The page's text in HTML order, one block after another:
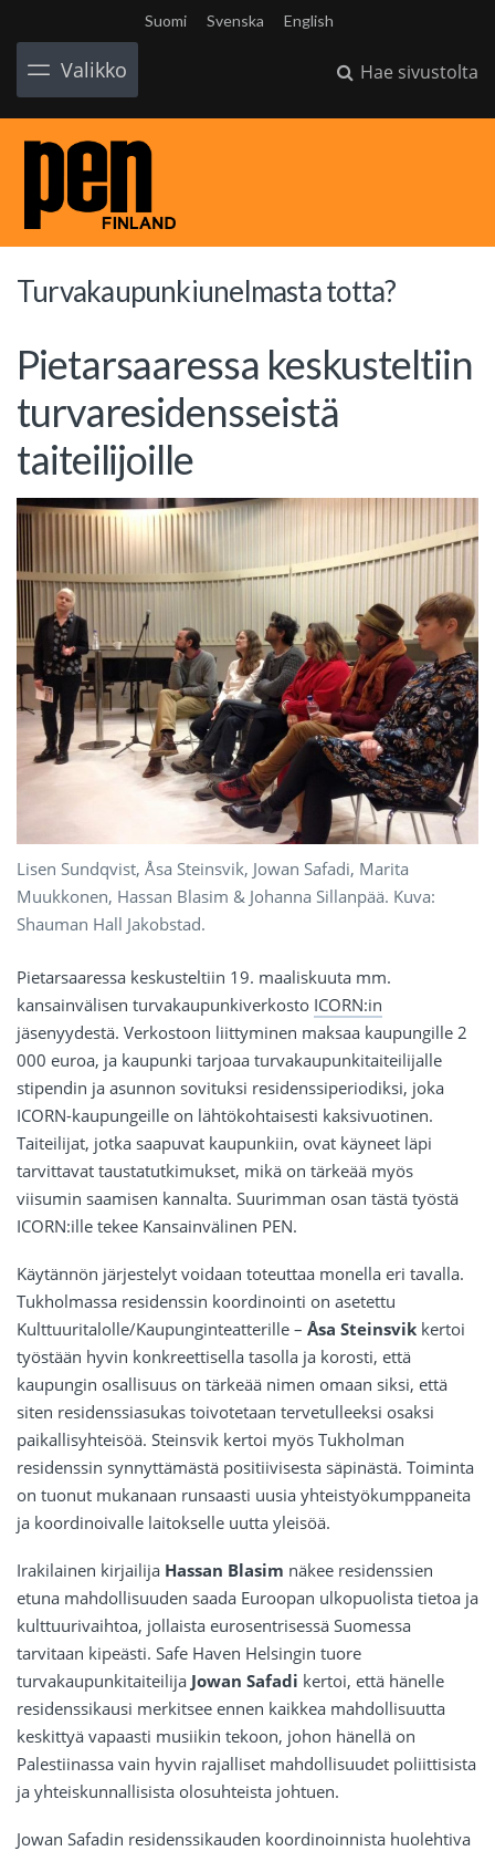
Suomi Svenska English
Valikko Hae sivustolta
Turvakaupunkiunelmasta totta?
Pietarsaaressa keskusteltiin
turvaresidensseistä
taiteilijoille
Lisen Sundqvist, Åsa Steinsvik, Jowan Safadi, Marita
Muukkonen, Hassan Blasim & Johanna Sillanpää. Kuva:
Shauman Hall Jakobstad.
Pietarsaaressa keskusteltiin 19. maaliskuuta mm.
kansainvälisen turvakaupunkiverkosto ICORN:in
jäsenyydestä. Verkostoon liittyminen maksaa kaupungille 2
000 euroa, ja kaupunki tarjoaa turvakaupunkitaiteilijalle
stipendin ja asunnon sovituksi residenssiperiodiksi, joka
ICORN-kaupungeille on lähtökohtaisesti kaksivuotinen.
Taiteilijat, jotka saapuvat kaupunkiin, ovat käyneet läpi
tarvittavat taustatutkimukset, mikä on tärkeää myös
viisumin saamisen kannalta. Suurimman osan tästä työstä
ICORN:ille tekee Kansainvälinen PEN.
Käytännön järjestelyt voidaan toteuttaa monella eri tavalla.
Tukholmassa residenssin koordinointi on asetettu
Kulttuuritalolle/Kaupunginteatterille – Åsa Steinsvik kertoi
työstään hyvin konkreettisella tasolla ja korosti, että
kaupungin osallisuus on tärkeää nimen omaan siksi, että
siten residenssiasukas toivotetaan tervetulleeksi osaksi
paikallisyhteisöä. Steinsvik kertoi myös Tukholman
residenssin synnyttämästä positiivisesta säpinästä. Toiminta
on tuonut mukanaan runsaasti uusia yhteistyökumppaneita
ja koordinoivalle laitokselle uutta yleisöä.
Irakilainen kirjailija Hassan Blasim näkee residenssien
etuna mahdollisuuden saada Euroopan ulkopuolista tietoa ja
kulttuurivaihtoa, jollaista eurosentrisessä Suomessa
tarvitaan kipeästi. Safe Haven Helsingin tuore
turvakaupunkitaiteilija Jowan Safadi kertoi, että hänelle
residenssikausi merkitsee ennen kaikkea mahdollisuutta
keskittyä vapaasti musiikin tekoon, johon hänellä on
Palestiinassa vain hyvin rajalliset mahdollisuudet poliittisista
ja yhteiskunnallisista olosuhteista johtuen.
Jowan Safadin residenssikauden koordinoinnista huolehtiva